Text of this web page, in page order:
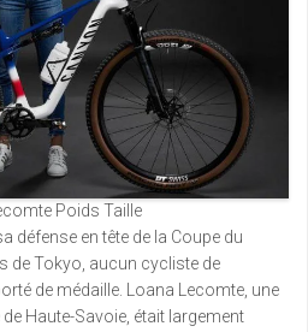
Poids Taille
défense en tête de la Coupe du
de Tokyo, aucun cycliste de
de médaille. Loana Lecomte, une
Haute-Savoie, était largement